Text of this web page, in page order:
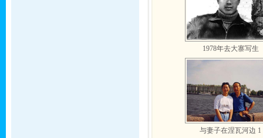
1978年去大寨写生
与妻子在涅瓦河边 1